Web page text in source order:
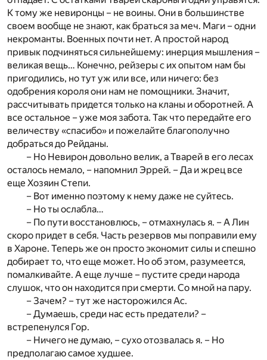
К тому же невиронцы – не воины. Они в большинстве
своем вообще не знают, как браться за меч. Маги – одни
некроманты. Военных почти нет. А простой народ
привык подчиняться сильнейшему: инерция мышления –
великая вещь… Конечно, рейзеры с их опытом нам бы
пригодились, но тут уж или все, или ничего: без
одобрения короля они нам не помощники. Значит,
рассчитывать придется только на кланы и оборотней. А
все остальное – уже моя забота. Так что передайте его
величеству «спасибо» и пожелайте благополучно
добраться до Рейданы.
– Но Невирон довольно велик, а Тварей в его лесах
осталось немало, – напомнил Эррей. – Да и жрец все
еще Хозяин Степи.
– Вот именно поэтому к нему даже не суйтесь.
– Но ты ослабла…
– По пути восстановлюсь, – отмахнулась я. – А Лин
скоро придет в себя. Часть резервов мы поправили ему
в Хароне. Теперь же он просто экономит силы и спешно
добирает то, что еще может. Но об этом, разумеется,
помалкивайте. А еще лучше – пустите среди народа
слушок, что он находится при смерти. Со мной на пару.
– Зачем? – тут же насторожился Ас.
– Думаешь, среди нас есть предатели? –
встрепенулся Гор.
– Ничего не думаю, – сухо отозвалась я. – Но
предполагаю самое худшее.